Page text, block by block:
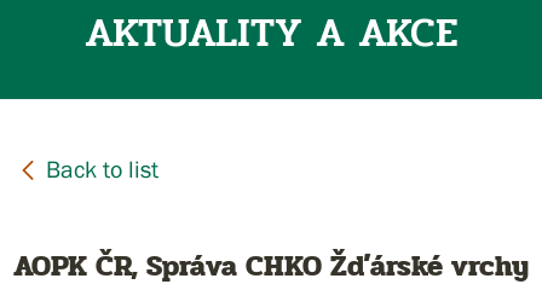
AKTUALITY A AKCE
AOPK ČR, Správa CHKO Žďárské vrchy